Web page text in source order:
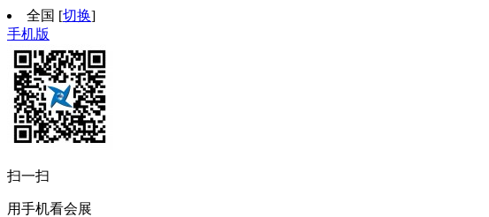
全国 [切换]
手机版
扫一扫
用手机看会展